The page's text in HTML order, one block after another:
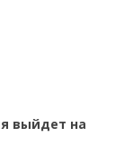
выйдет на